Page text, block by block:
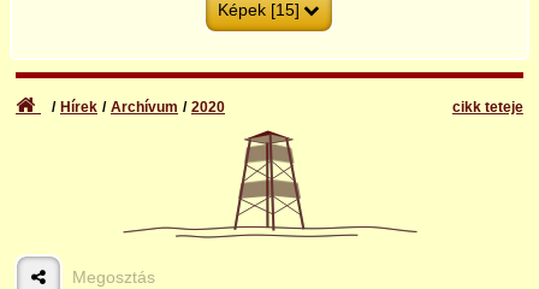
Képek [15]
cikk teteje
Hírek Archívum 2020
Megosztás